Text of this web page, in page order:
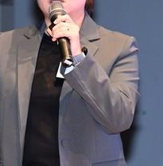
10 [테크 차이나] 배터리
넘었다…中 전기차 재
험대